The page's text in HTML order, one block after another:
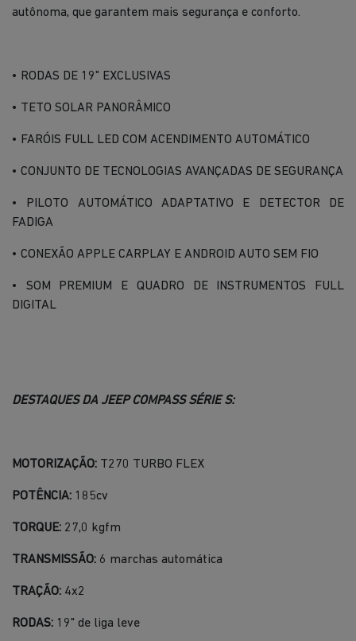
autônoma, que garantem mais segurança e conforto.
• RODAS DE 19" EXCLUSIVAS
• TETO SOLAR PANORÂMICO
• FARÓIS FULL LED COM ACENDIMENTO AUTOMÁTICO
• CONJUNTO DE TECNOLOGIAS AVANÇADAS DE SEGURANÇA
• PILOTO AUTOMÁTICO ADAPTATIVO E DETECTOR DE
FADIGA
• CONEXÃO APPLE CARPLAY E ANDROID AUTO SEM FIO
• SOM PREMIUM E QUADRO DE INSTRUMENTOS FULL
DIGITAL
DESTAQUES DA JEEP COMPASS SÉRIE S:
MOTORIZAÇÃO: T270 TURBO FLEX
POTÊNCIA: 185cv
TORQUE: 27,0 kgfm
TRANSMISSÃO: 6 marchas automática
TRAÇÃO: 4x2
RODAS: 19" de liga leve